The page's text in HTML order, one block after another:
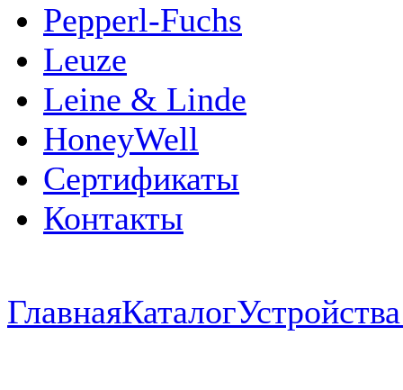
Pepperl-Fuchs
Leuze
Leine & Linde
HoneyWell
Сертификаты
Контакты
ГлавнаяКаталог